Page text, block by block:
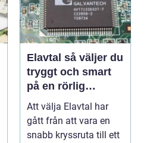
Elavtal så väljer du
tryggt och smart
på en rörlig
elmarknad
Att välja Elavtal har
gått från att vara en
snabb kryssruta till ett